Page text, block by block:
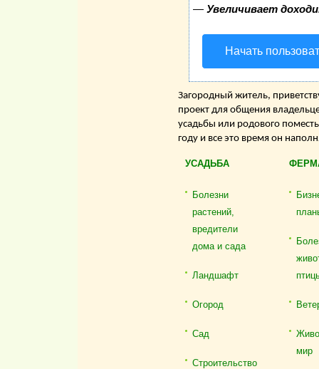
— Увеличивает
Начать
Загородный житель,
проект для общения
усадьбы или родового
году и все это время он
УСАДЬБА
Болезни
растений,
вредители
дома и сада
Ландшафт
Огород
Сад
Строительство
мир